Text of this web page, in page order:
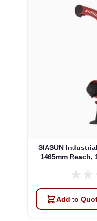
SIASUN
1465mm Reach,
Add to